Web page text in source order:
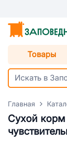
Товары
Главная
Сухой корм